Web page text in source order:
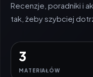
Recenzje, poradniki i
tak, żeby szybciej
3
MATERIAŁÓW